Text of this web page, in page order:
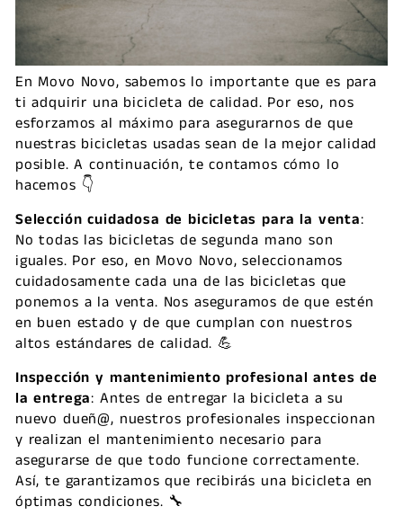
En Movo Novo, sabemos lo importante que es para
ti adquirir una bicicleta de calidad. Por eso, nos
esforzamos al máximo para asegurarnos de que
nuestras bicicletas usadas sean de la mejor calidad
posible. A continuación, te contamos cómo lo
hacemos 👇
Selección cuidadosa de bicicletas para la venta:
No todas las bicicletas de segunda mano son
iguales. Por eso, en Movo Novo, seleccionamos
cuidadosamente cada una de las bicicletas que
ponemos a la venta. Nos aseguramos de que estén
en buen estado y de que cumplan con nuestros
altos estándares de calidad. 💪
Inspección y mantenimiento profesional antes de
la entrega: Antes de entregar la bicicleta a su
nuevo dueñ@, nuestros profesionales inspeccionan
y realizan el mantenimiento necesario para
asegurarse de que todo funcione correctamente.
Así, te garantizamos que recibirás una bicicleta en
óptimas condiciones. 🔧